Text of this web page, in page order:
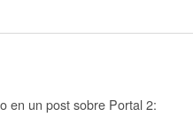
en un post sobre Portal 2: